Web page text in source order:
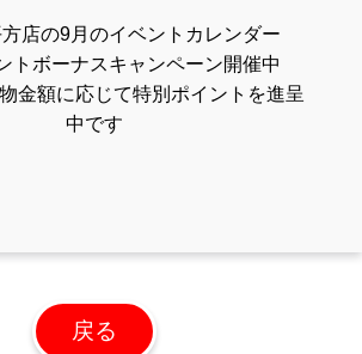
店の9月のイベントカレンダー
トボーナスキャンペーン開催中
金額に応じて特別ポイントを進呈
中です
戻る